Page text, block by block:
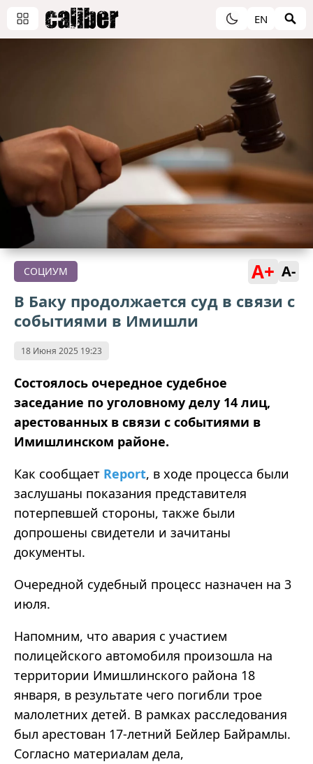
EN
СОЦИУМ A+ A-
В Баку продолжается суд в связи с
событиями в Имишли
18 Июня 2025 19:23
Состоялось очередное судебное
заседание по уголовному делу 14 лиц,
арестованных в связи с событиями в
Имишлинском районе.
Как сообщает Report, в ходе процесса были
заслушаны показания представителя
потерпевшей стороны, также были
допрошены свидетели и зачитаны
документы.
Очередной судебный процесс назначен на 3
июля.
Напомним, что авария с участием
полицейского автомобиля произошла на
территории Имишлинского района 18
января, в результате чего погибли трое
малолетних детей. В рамках расследования
был арестован 17-летний Бейлер Байрамлы.
Согласно материалам дела,